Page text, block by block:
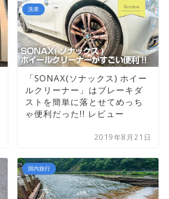
洗車
「SONAX(ソナックス) ホイー
ルクリーナー」はブレーキダ
ストを簡単に落とせてめっち
ゃ便利だった!! レビュー
2019年8月21日
国内旅行